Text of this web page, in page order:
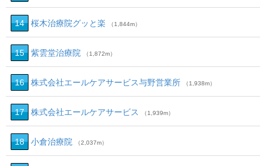
14 桜木治療院グッと楽 （1,844m）
15 紫雲堂治療院 （1,872m）
16 株式会社エールケアサービス与野営業所 （1,938m）
17 株式会社エールケアサービス （1,939m）
18 小倉治療院 （2,037m）